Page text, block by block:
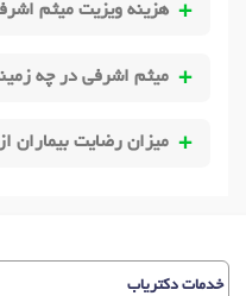
هزینه ویزیت میثم
میثم اشرفی در چه
میزان رضایت بیماران
خدمات دکتریاب